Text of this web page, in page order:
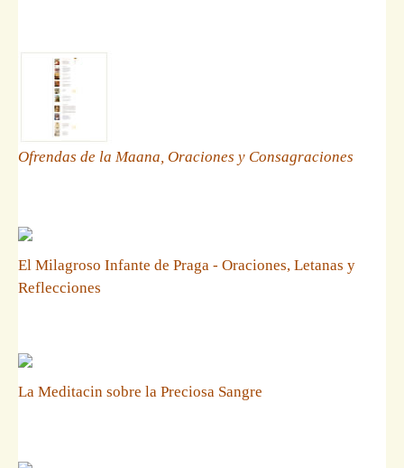
Ofrendas de la Maana, Oraciones y Consagraciones
El Milagroso Infante de Praga - Oraciones, Letanas y
Reflecciones
La Meditacin sobre la Preciosa Sangre